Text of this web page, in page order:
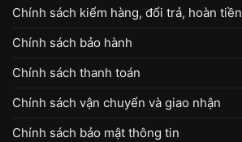
Chính sách kiểm hàng, đổi trả, hoàn tiền
Chính sách bảo hành
Chính sách thanh toán
Chính sách vận chuyển và giao nhận
Chính sách bảo mật thông tin